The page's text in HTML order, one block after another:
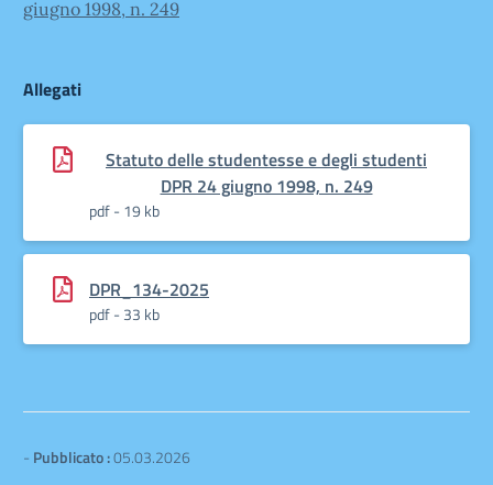
giugno 1998, n. 249
Allegati
Statuto delle studentesse e degli studenti
DPR 24 giugno 1998, n. 249
pdf - 19 kb
DPR_134-2025
pdf - 33 kb
- Pubblicato :05.03.2026